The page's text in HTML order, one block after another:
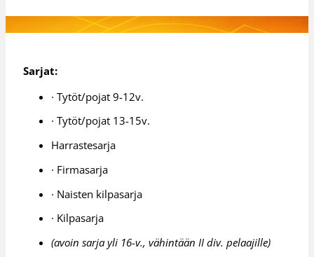
Sarjat:
· Tytöt/pojat 9-12v.
· Tytöt/pojat 13-15v.
Harrastesarja
· Firmasarja
· Naisten kilpasarja
· Kilpasarja
(avoin sarja yli 16-v., vähintään II div. pelaajille)